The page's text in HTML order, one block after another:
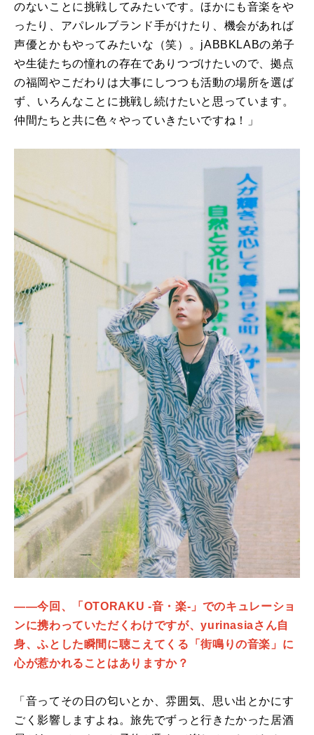
のないことに挑戦してみたいです。ほかにも音楽をや
ったり、アパレルブランド手がけたり、機会があれば
声優とかもやってみたいな（笑）。jABBKLABの弟子
や生徒たちの憧れの存在でありつづけたいので、拠点
の福岡やこだわりは大事にしつつも活動の場所を選ば
ず、いろんなことに挑戦し続けたいと思っています。
仲間たちと共に色々やっていきたいですね！」
――今回、「OTORAKU -音・楽-」でのキュレーショ
ンに携わっていただくわけですが、yurinasiaさん自
身、ふとした瞬間に聴こえてくる「街鳴りの音楽」に
心が惹かれることはありますか？
「音ってその日の匂いとか、雰囲気、思い出とかにす
ごく影響しますよね。旅先でずっと行きたかった居酒